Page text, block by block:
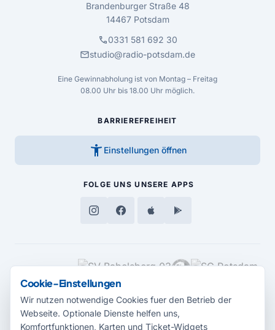
Brandenburger Straße 48
14467 Potsdam
call0331 581 692 30
mailstudio@radio-potsdam.de
Eine Gewinnabholung ist von Montag – Freitag
08.00 Uhr bis 18.00 Uhr möglich.
BARRIEREFREIHEIT
accessibility_new Einstellungen öffnen
FOLGE UNS UNSERE APPS
MEDIENPARTNER
Cookie-Einstellungen
Wir nutzen notwendige Cookies fuer den Betrieb der
Webseite. Optionale Dienste helfen uns,
Komfortfunktionen, Karten und Ticket-Widgets